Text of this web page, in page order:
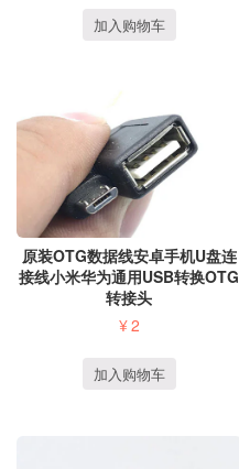
加入购物车
原装OTG数据线安卓手机U盘连
接线小米华为通用USB转换OTG
转接头
¥2
加入购物车